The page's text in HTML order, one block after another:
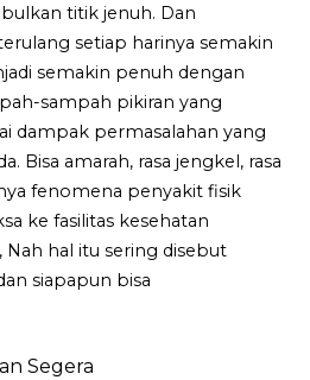
titik jenuh. Dan
setiap harinya semakin
semakin penuh dengan
sampah pikiran yang
dampak permasalahan yang
Bisa amarah, rasa jengkel, rasa
fenomena penyakit fisik
ke fasilitas kesehatan
hal itu sering disebut
siapapun bisa
Segera